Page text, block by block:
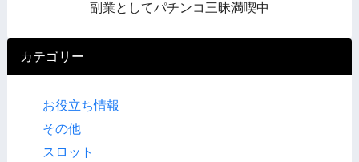
副業としてパチンコ三昧満喫中
カテゴリー
お役立ち情報
その他
スロット